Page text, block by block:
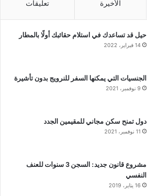
الأخيرة تعليقات
حيل قد تساعدك في استلام حقائبك أولًا بالمطار
14 فبراير، 2022
الجنسيات التي يمكنها السفر للنرويج بدون تأشيرة
9 نوفمبر، 2021
دول تمنح سكن مجاني للمقيمين الجدد
11 نوفمبر، 2021
مشروع قانون جديد: السجن 3 سنوات للعنف
النفسي
16 يناير، 2019